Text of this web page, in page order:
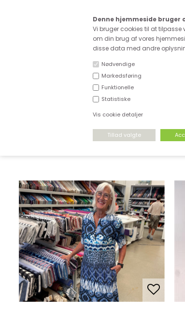
Denne hjemmeside bruger
Vi bruger cookies til at
om din brug af vores
disse data med andre
Nødvendige
Markedsføring
Funktionelle
Statistiske
Vis cookie detaljer
Fri fragt ved
DEADSTOCK